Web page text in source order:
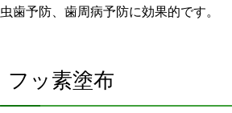
虫歯予防、歯周病予防に効果的です。
フッ素塗布